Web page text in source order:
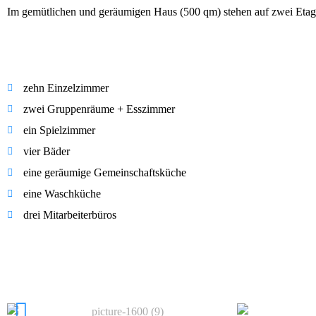
Im gemütlichen und geräumigen Haus (500 qm) stehen auf zwei
zehn Einzelzimmer
zwei Gruppenräume + Esszimmer
ein Spielzimmer
vier Bäder
eine geräumige Gemeinschaftsküche
eine Waschküche
drei Mitarbeiterbüros